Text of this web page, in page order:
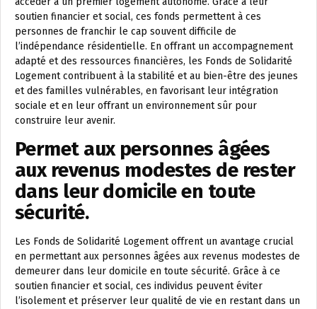
soutien financier et social, ces fonds permettent à ces
personnes de franchir le cap souvent difficile de
l’indépendance résidentielle. En offrant un accompagnement
adapté et des ressources financières, les Fonds de Solidarité
Logement contribuent à la stabilité et au bien-être des jeunes
et des familles vulnérables, en favorisant leur intégration
sociale et en leur offrant un environnement sûr pour
construire leur avenir.
Permet aux personnes âgées
aux revenus modestes de rester
dans leur domicile en toute
sécurité.
Les Fonds de Solidarité Logement offrent un avantage crucial
en permettant aux personnes âgées aux revenus modestes de
demeurer dans leur domicile en toute sécurité. Grâce à ce
soutien financier et social, ces individus peuvent éviter
l’isolement et préserver leur qualité de vie en restant dans un